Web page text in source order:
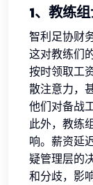
1、教练
智利足协财
这对教练们
按时领取工
散注意力，
他们对备战
此外，教练
响。薪资延
疑管理层的
和分歧，影